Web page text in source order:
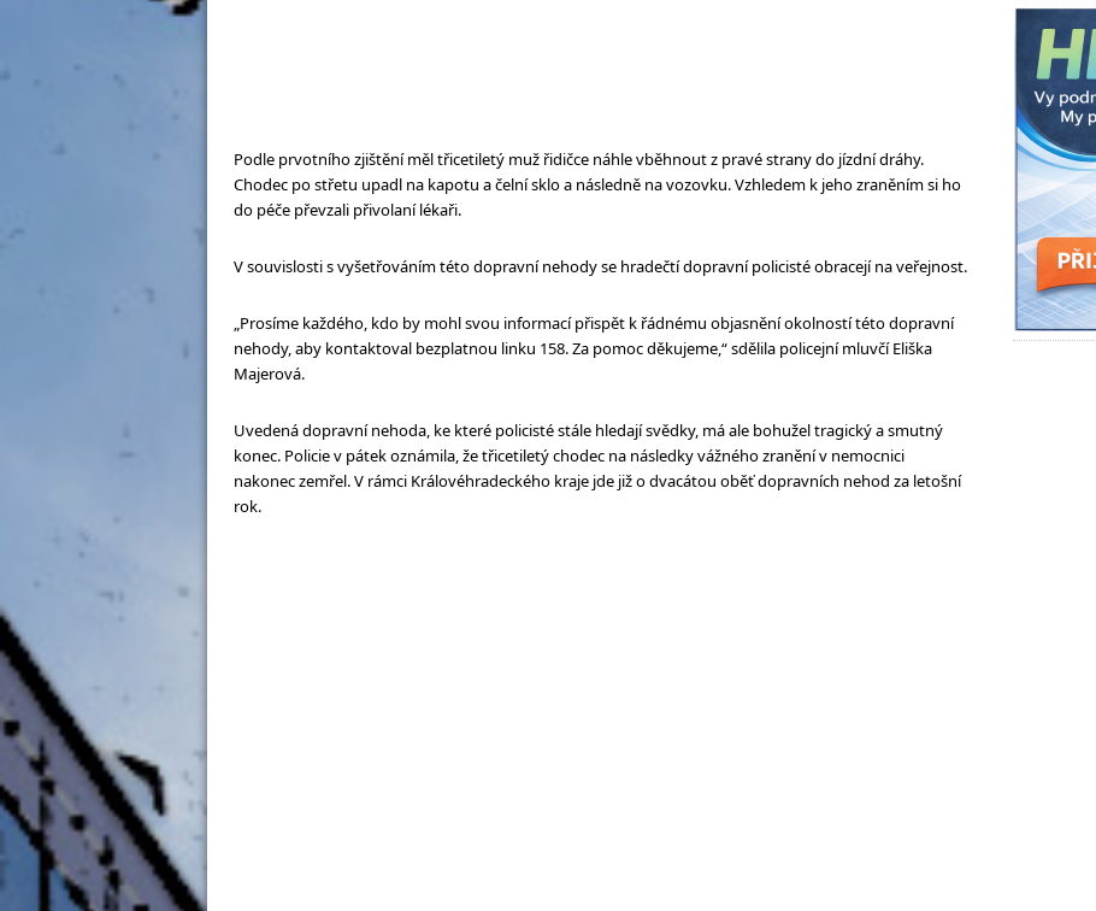
Podle prvotního zjištění měl třicetiletý muž řidičce náhle vběhnout z pravé strany do jízdní dráhy.
Chodec po střetu upadl na kapotu a čelní sklo a následně na vozovku. Vzhledem k jeho zraněním si ho
do péče převzali přivolaní lékaři.
V souvislosti s vyšetřováním této dopravní nehody se hradečtí dopravní policisté obracejí na veřejnost.
„Prosíme každého, kdo by mohl svou informací přispět k řádnému objasnění okolností této dopravní
nehody, aby kontaktoval bezplatnou linku 158. Za pomoc děkujeme,“ sdělila policejní mluvčí Eliška
Majerová.
Uvedená dopravní nehoda, ke které policisté stále hledají svědky, má ale bohužel tragický a smutný
konec. Policie v pátek oznámila, že třicetiletý chodec na následky vážného zranění v nemocnici
nakonec zemřel. V rámci Královéhradeckého kraje jde již o dvacátou oběť dopravních nehod za letošní
rok.